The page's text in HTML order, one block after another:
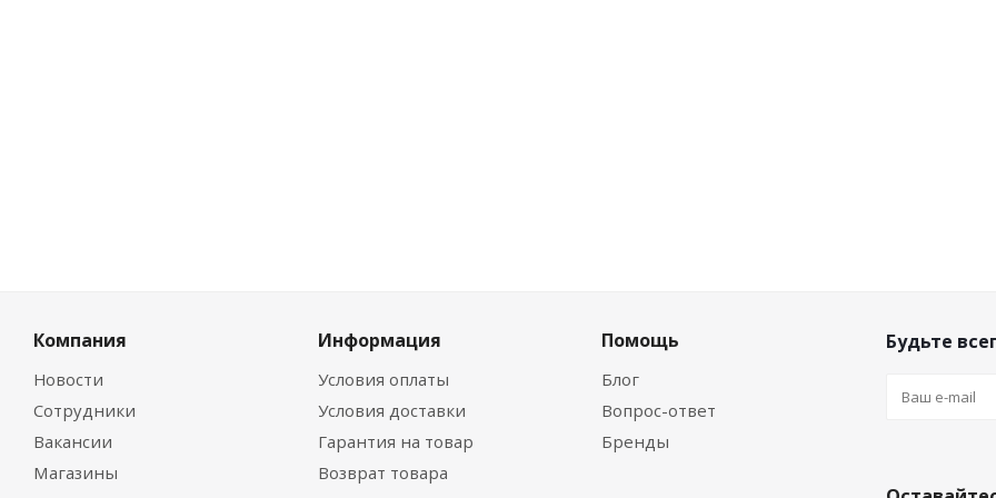
Компания
Новости
Сотрудники
Вакансии
Магазины
Информация
Условия оплаты
Условия доставки
Гарантия на товар
Возврат товара
Помощь
Блог
Вопрос-ответ
Бренды
Будьте